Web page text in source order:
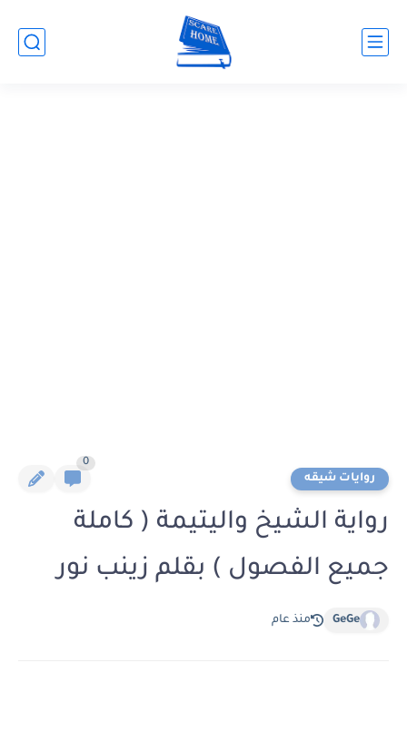
روايات شيقه
0
رواية الشيخ واليتيمة ( كاملة
جميع الفصول ) بقلم زينب نور
GeGe منذ عام